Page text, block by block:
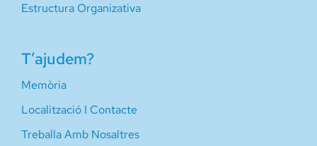
Estructura Organizativa
T’ajudem?
Memòria
Localització I Contacte
Treballa Amb Nosaltres